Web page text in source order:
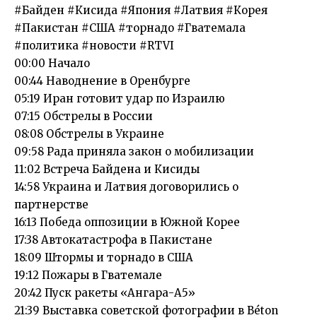
#Байден #Кисида #Япония #Латвия #Корея
#Пакистан #США #торнадо #Гватемала
#политика #новости #RTVI
00:00 Начало
00:44 Наводнение в Оренбурге
05:19 Иран готовит удар по Израилю
07:15 Обстрелы в России
08:08 Обстрелы в Украине
09:58 Рада приняла закон о мобилизации
11:02 Встреча Байдена и Кисиды
14:58 Украина и Латвия договорились о
партнерстве
16:13 Победа оппозиции в Южной Корее
17:38 Автокатастрофа в Пакистане
18:09 Штормы и торнадо в США
19:12 Пожары в Гватемале
20:42 Пуск ракеты «Ангара-А5»
21:39 Выставка советской фотографии в Béton